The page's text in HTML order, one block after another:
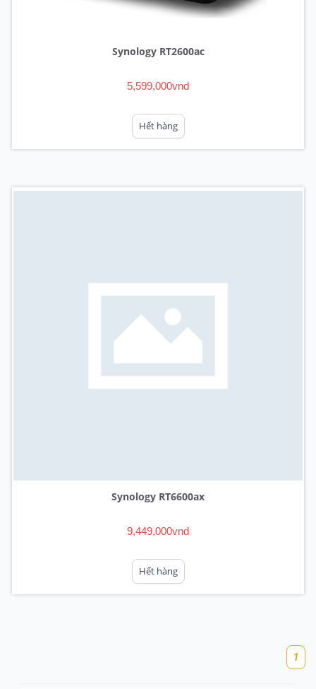
Synology RT2600ac
5,599,000vnd
Hết hàng
Synology RT6600ax
9,449,000vnd
Hết hàng
1